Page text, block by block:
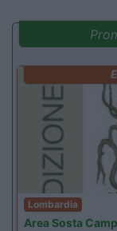
Lombardia
Area Sosta